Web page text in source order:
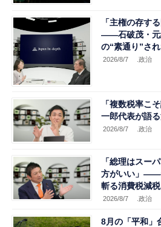
「主権の存す
――石破茂・元
の“素通り”さ
2026/8/7 .政治
「複数税率こ
一郎代表が語
2026/8/7 .政治
「総理はスー
方がいい」――
斬る消費税減
2026/8/7 .政治
8月の「平和」